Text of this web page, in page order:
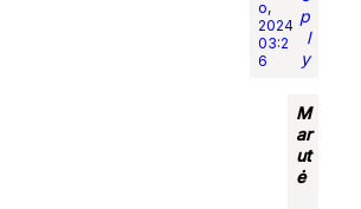
o,
2024
03:2
6
p
l
y
M
ar
ut
ė